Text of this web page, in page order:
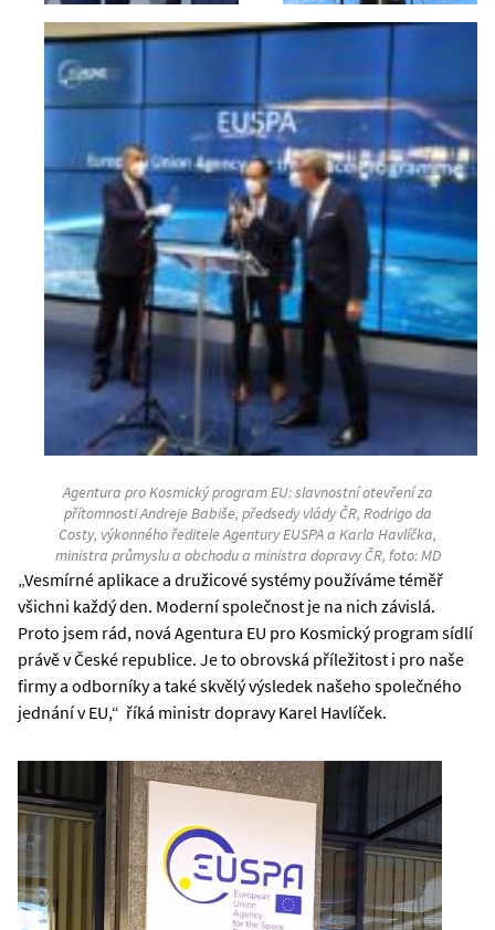
Agentura pro Kosmický program EU: slavnostní otevření za
přítomnosti Andreje Babiše, předsedy vlády ČR, Rodrigo da
Costy, výkonného ředitele Agentury EUSPA a Karla Havlíčka,
ministra průmyslu a obchodu a ministra dopravy ČR, foto: MD
„Vesmírné aplikace a družicové systémy používáme téměř
všichni každý den. Moderní společnost je na nich závislá.
Proto jsem rád, nová Agentura EU pro Kosmický program sídlí
právě v České republice. Je to obrovská příležitost i pro naše
firmy a odborníky a také skvělý výsledek našeho společného
jednání v EU,“ říká ministr dopravy Karel Havlíček.